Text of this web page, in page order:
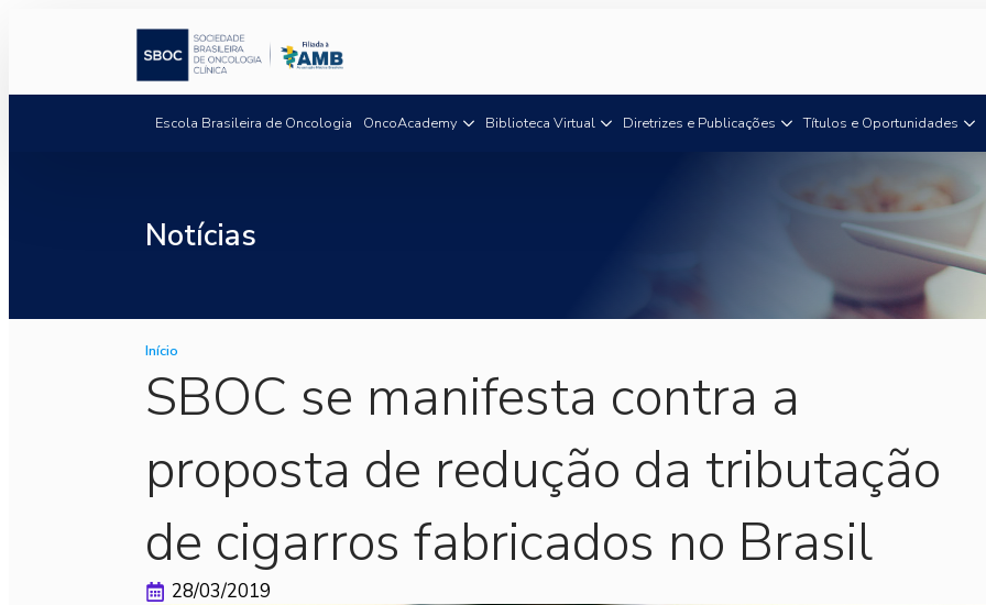
Escola Brasileira de Oncologia OncoAcademy Biblioteca Virtual Diretrizes e Publicações Títulos e Oportunidades
Notícias
Início
SBOC se manifesta contra a
proposta de redução da tributação
de cigarros fabricados no Brasil
28/03/2019